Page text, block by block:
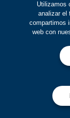
Utilizamos
analizar el
compartimos
web con
Dejando huella
Pre-autorizaciones